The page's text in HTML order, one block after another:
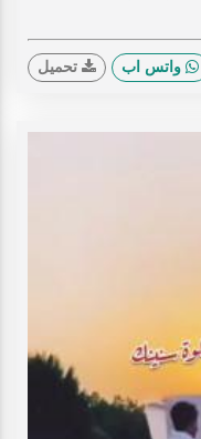
واتس اب تحميل